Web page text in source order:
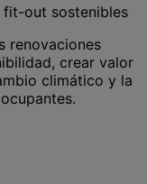
fit-out sostenibles
renovaciones
crear valor
climático y la